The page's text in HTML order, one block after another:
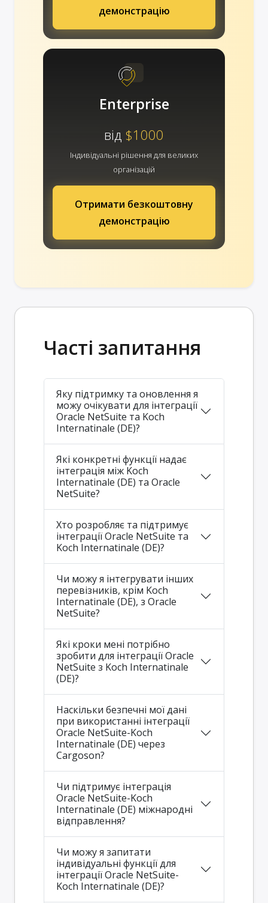
демонстрацію
Enterprise
від $1000
Індивідуальні рішення для великих
організацій
Отримати безкоштовну
демонстрацію
Часті запитання
Яку підтримку та оновлення я
можу очікувати для інтеграції
Oracle NetSuite та Koch
Internatinale (DE)?
Які конкретні функції надає
інтеграція між Koch
Internatinale (DE) та Oracle
NetSuite?
Хто розробляє та підтримує
інтеграції Oracle NetSuite та
Koch Internatinale (DE)?
Чи можу я інтегрувати інших
перевізників, крім Koch
Internatinale (DE), з Oracle
NetSuite?
Які кроки мені потрібно
зробити для інтеграції Oracle
NetSuite з Koch Internatinale
(DE)?
Наскільки безпечні мої дані
при використанні інтеграції
Oracle NetSuite-Koch
Internatinale (DE) через
Cargoson?
Чи підтримує інтеграція
Oracle NetSuite-Koch
Internatinale (DE) міжнародні
відправлення?
Чи можу я запитати
індивідуальні функції для
інтеграції Oracle NetSuite-
Koch Internatinale (DE)?